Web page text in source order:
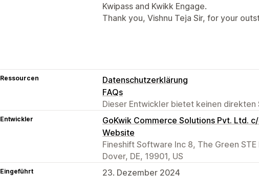
Kwipass and Kwikk Engage.
Thank you, Vishnu Teja Sir, for your
Ressourcen
Datenschutzerklärung
FAQs
Dieser Entwickler bietet keinen direkten
Entwickler
GoKwik Commerce Solutions Pvt. Ltd.
Website
Fineshift Software Inc 8, The Green STE
Dover, DE, 19901, US
Eingeführt 23. Dezember 2024